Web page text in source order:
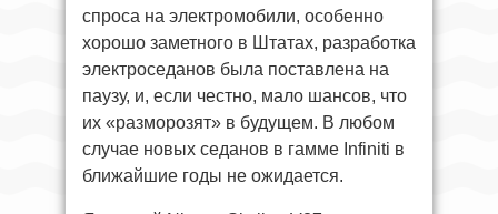
спроса на электромобили, особенно
хорошо заметного в Штатах, разработка
электроседанов была поставлена на
паузу, и, если честно, мало шансов, что
их «разморозят» в будущем. В любом
случае новых седанов в гамме Infiniti в
ближайшие годы не ожидается.